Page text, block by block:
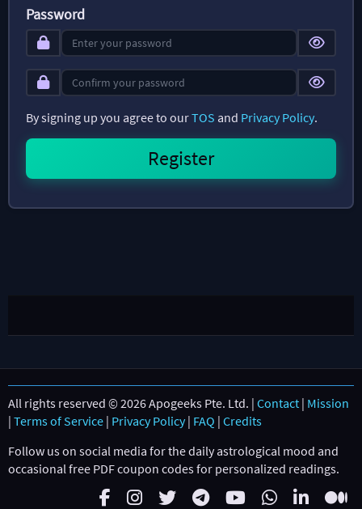
Password
By signing up you agree to ourTOS and Privacy Policy.
All rights reserved © 2026 Apogeeks Pte. Ltd. | Contact | Mission
| Terms of Service | Privacy Policy| FAQ | Credits
Follow us on social media for the daily astrological mood and
occasional free PDF coupon codes for personalized readings.